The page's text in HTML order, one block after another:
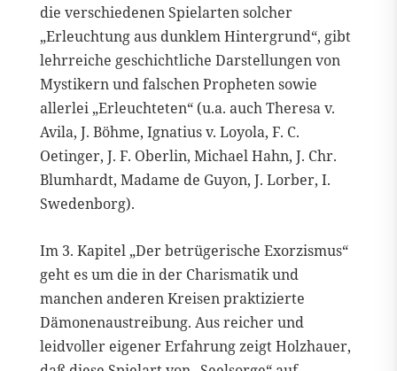
die verschiedenen Spielarten solcher
„Erleuchtung aus dunklem Hintergrund“, gibt
lehrreiche geschichtliche Darstellungen von
Mystikern und falschen Propheten sowie
allerlei „Erleuchteten“ (u.a. auch Theresa v.
Avila, J. Böhme, Ignatius v. Loyola, F. C.
Oetinger, J. F. Oberlin, Michael Hahn, J. Chr.
Blumhardt, Madame de Guyon, J. Lorber, I.
Swedenborg).
Im 3. Kapitel „Der betrügerische Exorzismus“
geht es um die in der Charismatik und
manchen anderen Kreisen praktizierte
Dämonenaustreibung. Aus reicher und
leidvoller eigener Erfahrung zeigt Holzhauer,